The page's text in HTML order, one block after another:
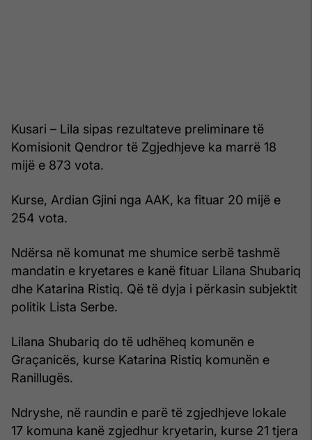
Kusari – Lila sipas rezultateve preliminare të
Komisionit Qendror të Zgjedhjeve ka marrë 18
mijë e 873 vota.
Kurse, Ardian Gjini nga AAK, ka fituar 20 mijë e
254 vota.
Ndërsa në komunat me shumice serbë tashmë
mandatin e kryetares e kanë fituar Lilana Shubariq
dhe Katarina Ristiq. Që të dyja i përkasin subjektit
politik Lista Serbe.
Lilana Shubariq do të udhëheq komunën e
Graçanicës, kurse Katarina Ristiq komunën e
Ranillugës.
Ndryshe, në raundin e parë të zgjedhjeve lokale
17 komuna kanë zgjedhur kryetarin, kurse 21 tjera